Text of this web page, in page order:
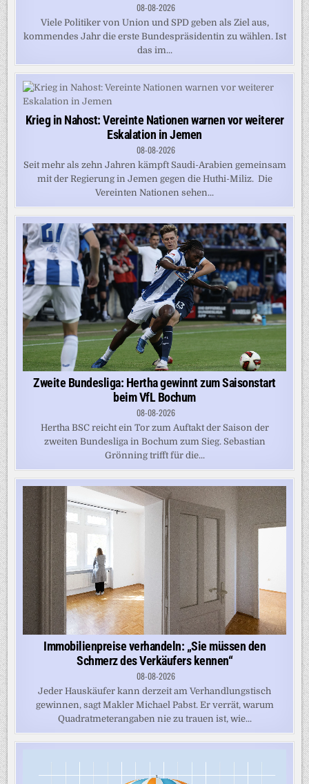
08-08-2026
Viele Politiker von Union und SPD geben als Ziel aus,
kommendes Jahr die erste Bundespräsidentin zu wählen. Ist
das im...
Krieg in Nahost: Vereinte Nationen warnen vor weiterer
Eskalation in Jemen
08-08-2026
Seit mehr als zehn Jahren kämpft Saudi-Arabien gemeinsam
mit der Regierung in Jemen gegen die Huthi-Miliz. Die
Vereinten Nationen sehen...
Zweite Bundesliga: Hertha gewinnt zum Saisonstart
beim VfL Bochum
08-08-2026
Hertha BSC reicht ein Tor zum Auftakt der Saison der
zweiten Bundesliga in Bochum zum Sieg. Sebastian
Grönning trifft für die...
Immobilienpreise verhandeln: „Sie müssen den
Schmerz des Verkäufers kennen“
08-08-2026
Jeder Hauskäufer kann derzeit am Verhandlungstisch
gewinnen, sagt Makler Michael Pabst. Er verrät, warum
Quadratmeterangaben nie zu trauen ist, wie...